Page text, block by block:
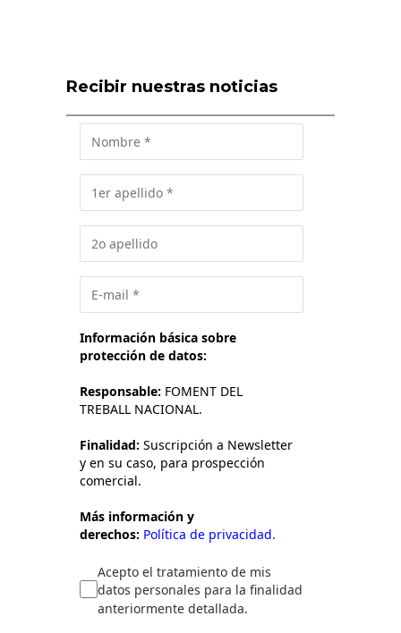
Recibir nuestras noticias
Información básica sobre
protección de datos:
Responsable: FOMENT DEL
TREBALL NACIONAL.
Finalidad: Suscripción a Newsletter
y en su caso, para prospección
comercial.
Más información y
derechos: Política de privacidad.
Acepto el tratamiento de mis
datos personales para la finalidad
anteriormente detallada.